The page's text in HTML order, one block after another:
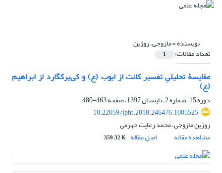
نویسنده =مازوجی، روژین
تعداد مقالات: 1
مقایسۀ تحلیلیِ تفسیر کانت از ایوب (ع) و کی‌یرکگارد از ابراهیم
(ع)
دوره 15، شماره 2، تابستان 1397، صفحه
463-480
10.22059/jpht.2018.246476.1005525
روژین مازوجی، محمد رعایت جهرمی
مشاهده مقاله
اصل مقاله 359.32 K